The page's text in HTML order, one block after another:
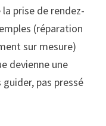
prise de rendez-
(réparation
sur mesure)
devienne une
pas pressé